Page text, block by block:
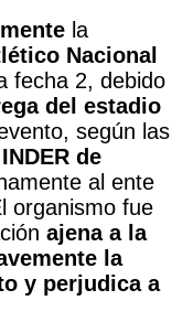
la
Nacional
fecha 2, debido
del estadio
según las
INDER de
al ente
organismo fue
ajena a la
la
y perjudica a